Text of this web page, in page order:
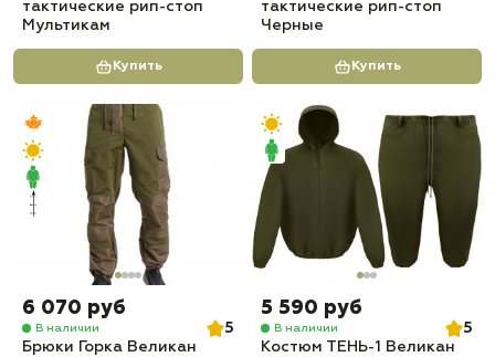
тактические рип-стоп
Мультикам
Купить
тактические рип-стоп
Черные
Купить
6 070 руб
В наличии
5
Брюки Горка Великан
5 590 руб
В наличии
5
Костюм ТЕНЬ-1 Великан